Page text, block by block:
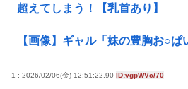
超えてしまう！【乳首あり】
【画像】ギャル「妹の豊胸お○
1 : 2026/02/06(金) 12:51:22.90 ID:vgpWVc/70